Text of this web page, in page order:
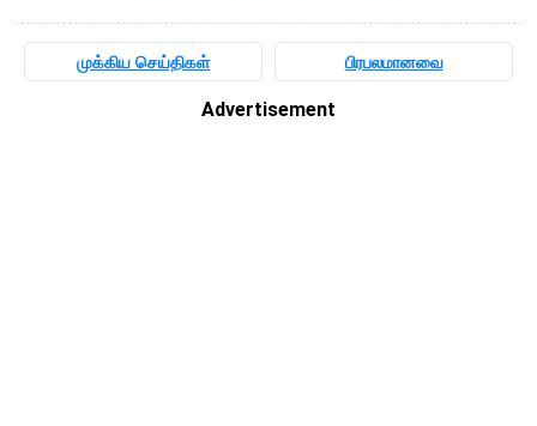
முக்கிய செய்திகள் பிரபலமானவை
Advertisement